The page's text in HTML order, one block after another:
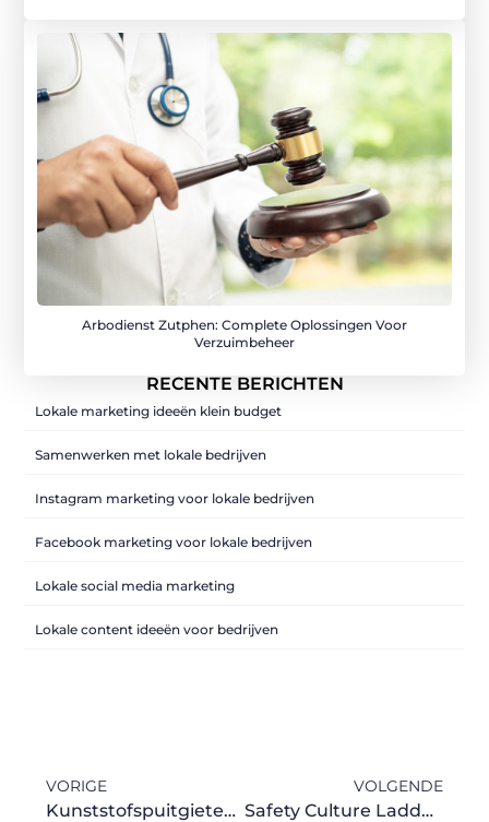
Arbodienst Zutphen: Complete Oplossingen Voor
Verzuimbeheer
RECENTE BERICHTEN
Lokale marketing ideeën klein budget
Samenwerken met lokale bedrijven
Instagram marketing voor lokale bedrijven
Facebook marketing voor lokale bedrijven
Lokale social media marketing
Lokale content ideeën voor bedrijven
VORIGE
Kunststofspuitgieten en Matrijs Laten Maken: Efficiëntie in Productieprocessen
VOLGENDE
Safety Culture Ladder: NEN Certificering voor Veilige Werkomgevingen